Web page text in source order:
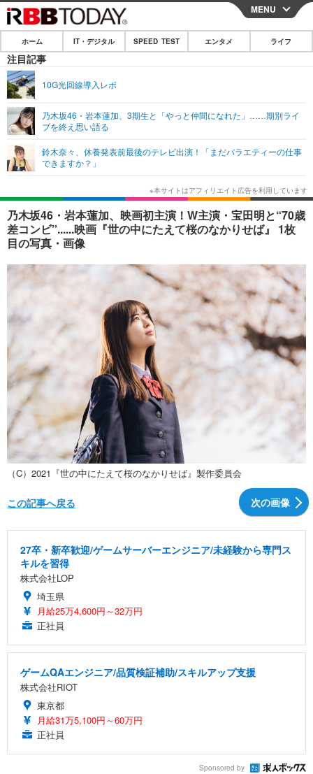
CLOSE
ホーム
IT・デジタル
ネタ
ショッピング その他
SPEED TEST
エンタメ
エンタメTOP
韓国・芸能
音楽 スポーツ
グラビア
ショッピング その他
ライフ
ライフTOP グルメ
ペット ショッピング
その他
リリース一覧
プッシュ通知の停止方法
MENU
ホーム IT・デジタル SPEED TEST エンタメ ライフ
注目記事
10G光回線導入レポ
乃木坂46・岩本蓮加、3期生と「やっと仲間になれた」……期別ライ
ブを終え思い語る
鈴木奈々、休養発表前最後のテレビ出演！「まだバラエティーの仕事
できますか？」
乃木坂46・岩本蓮加、映画初主演！W主演・宝田明と“70歳
差コンビ”......映画『世の中にたえて桜のなかりせば』 1枚
目の写真・画像
（C）2021『世の中にたえて桜のなかりせば』製作委員会
次の画像
この記事へ戻る
27卒・新卒歓迎/ゲームサーバーエンジニア/未経験から専門ス
キルを習得
株式会社LOP
埼玉県
月給25万4,600円～32万円
正社員
ゲームQAエンジニア/品質検証補助/スキルアップ支援
株式会社RIOT
東京都
月給31万5,100円～60万円
正社員
Sponsored by